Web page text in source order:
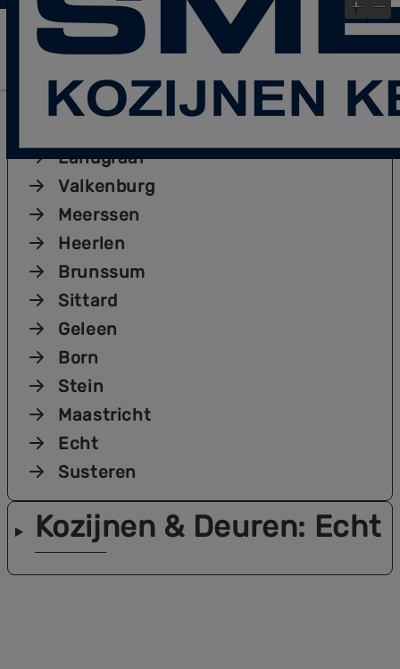
Bekijk gauw onze laatste Blog- Post! ×
Plaatsen
Landgraaf
Valkenburg
Meerssen
Heerlen
Brunssum
Sittard
Geleen
Born
Stein
Maastricht
Echt
Susteren
Kozijnen & Deuren: Echt